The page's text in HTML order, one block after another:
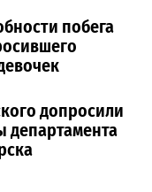
побега
допросили
департамента